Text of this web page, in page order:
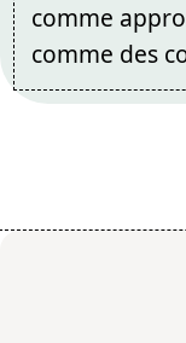
comme
comme des